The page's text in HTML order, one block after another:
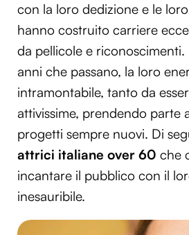
con la loro dedizione e le
hanno costruito carriere
da pellicole e
anni che passano, la loro
intramontabile, tanto da
attivissime, prendendo parte
progetti sempre nuovi. Di
attrici italiane over 60 che
incantare il pubblico con il
inesauribile.